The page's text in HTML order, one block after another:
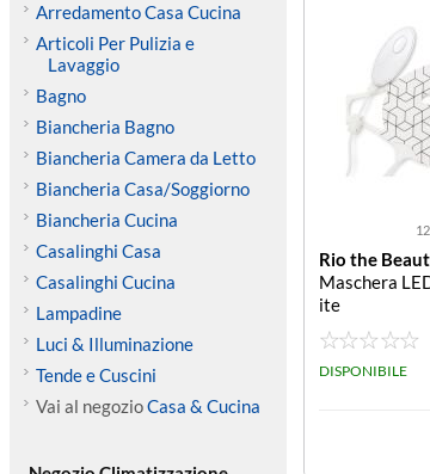
Arredamento Casa Cucina
Articoli Per Pulizia e
Lavaggio
Bagno
Biancheria Bagno
Biancheria Camera da Letto
Biancheria Casa/Soggiorno
Biancheria Cucina
Casalinghi Casa
Casalinghi Cucina
Lampadine
Luci & Illuminazione
Tende e Cuscini
Vai al negozioCasa & Cucina
Rio the
Maschera
ite
DISPONIBILE